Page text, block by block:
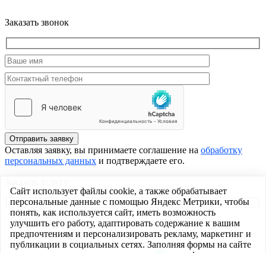
Заказать звонок
Отправить заявку
Оставляя заявку, вы принимаете соглашение на обработку
персональных данных и подтверждаете его.
Сайт использует файлы cookie, а также обрабатывает
персональные данные с помощью Яндекс Метрики, чтобы
понять, как используется сайт, иметь возможность
улучшить его работу, адаптировать содержание к вашим
предпочтениям и персонализировать рекламу, маркетинг и
публикации в социальных сетях. Заполняя формы на сайте